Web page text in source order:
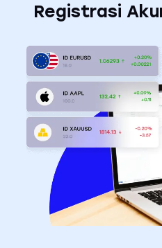
Registrasi